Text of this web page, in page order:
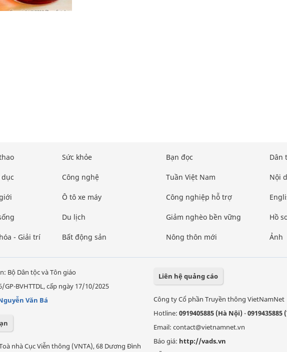
dục
- Giải trí
Sức khỏe
Công nghệ
Ô tô xe máy
Du lịch
Bất động sản
Bạn đọc
Tuần Việt Nam
Công nghiệp hỗ trợ
Giảm nghèo bền vững
Nông thôn mới
Dân
Nội
Hồ
Ảnh
Bộ Dân tộc và Tôn giáo
GP-BVHTTDL, cấp ngày 17/10/2025
Văn Bá
nhà Cục Viễn thông (VNTA), 68 Dương Đình
Liên hệ quảng cáo
Công ty Cổ phần Truyền thông VietNamNet
Hotline: 0919405885 (Hà Nội)-0919435885
Email: contact@vietnamnet.vn
Báo giá: http://vads.vn